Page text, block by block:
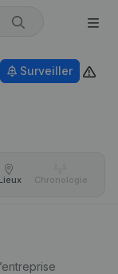
Surveiller
Lieux Chronologie